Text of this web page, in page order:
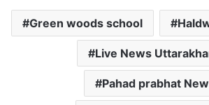
Green woods school
Live News
Pahad prabhat